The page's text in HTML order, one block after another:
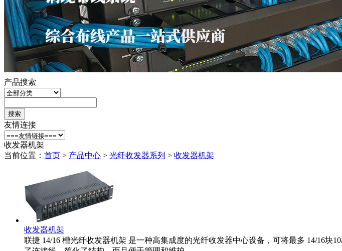
千兆自适应光纤收发器
1光多电百兆光纤收发器
1光多电千兆光纤收发器
收发器机架
产品搜索
搜索
友情连接
收发器机架
当前位置： 首页 > 产品中心 > 光纤收发器系列 > 收发器机架
收发器机架
联捷 14/16 槽光纤收发器机架 是一种高集成度的光纤收发器中心设备，可将最多 14/16